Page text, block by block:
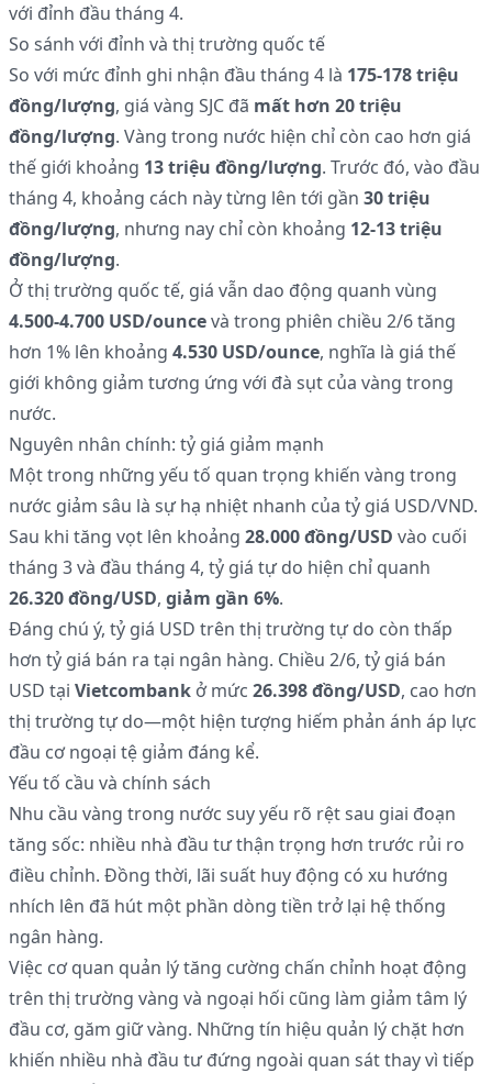
với đỉnh đầu tháng 4.
So sánh với đỉnh và thị trường quốc tế
So với mức đỉnh ghi nhận đầu tháng 4 là 175-178 triệu
đồng/lượng, giá vàng SJC đã mất hơn 20 triệu
đồng/lượng. Vàng trong nước hiện chỉ còn cao hơn giá
thế giới khoảng 13 triệu đồng/lượng. Trước đó, vào đầu
tháng 4, khoảng cách này từng lên tới gần 30 triệu
đồng/lượng, nhưng nay chỉ còn khoảng 12-13 triệu
đồng/lượng.
Ở thị trường quốc tế, giá vẫn dao động quanh vùng
4.500-4.700 USD/ouncevà trong phiên chiều 2/6 tăng
hơn 1% lên khoảng 4.530 USD/ounce, nghĩa là giá thế
giới không giảm tương ứng với đà sụt của vàng trong
nước.
Nguyên nhân chính: tỷ giá giảm mạnh
Một trong những yếu tố quan trọng khiến vàng trong
nước giảm sâu là sự hạ nhiệt nhanh của tỷ giá USD/VND.
Sau khi tăng vọt lên khoảng 28.000 đồng/USD vào cuối
tháng 3 và đầu tháng 4, tỷ giá tự do hiện chỉ quanh
26.320 đồng/USD, giảm gần 6%.
Đáng chú ý, tỷ giá USD trên thị trường tự do còn thấp
hơn tỷ giá bán ra tại ngân hàng. Chiều 2/6, tỷ giá bán
USD tại Vietcombank ở mức 26.398 đồng/USD, cao hơn
thị trường tự do—một hiện tượng hiếm phản ánh áp lực
đầu cơ ngoại tệ giảm đáng kể.
Yếu tố cầu và chính sách
Nhu cầu vàng trong nước suy yếu rõ rệt sau giai đoạn
tăng sốc: nhiều nhà đầu tư thận trọng hơn trước rủi ro
điều chỉnh. Đồng thời, lãi suất huy động có xu hướng
nhích lên đã hút một phần dòng tiền trở lại hệ thống
ngân hàng.
Việc cơ quan quản lý tăng cường chấn chỉnh hoạt động
trên thị trường vàng và ngoại hối cũng làm giảm tâm lý
đầu cơ, găm giữ vàng. Những tín hiệu quản lý chặt hơn
khiến nhiều nhà đầu tư đứng ngoài quan sát thay vì tiếp